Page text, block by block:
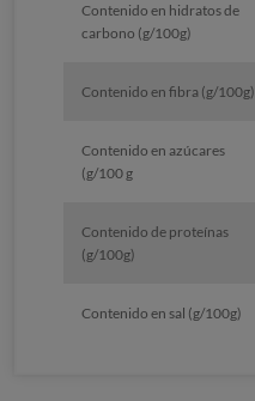
Contenido en hidratos de
carbono (g/100g)
Contenido en fibra (g/100g)
Contenido en azúcares
(g/100 g
Contenido de proteínas
(g/100g)
Contenido en sal (g/100g)